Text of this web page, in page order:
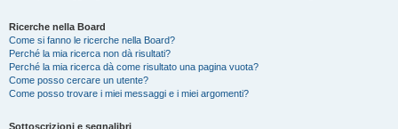
Ricerche nella Board
Come si fanno le ricerche nella Board?
Perché la mia ricerca non dà risultati?
Perché la mia ricerca dà come risultato una pagina vuota?
Come posso cercare un utente?
Come posso trovare i miei messaggi e i miei argomenti?
Sottoscrizioni e segnalibri